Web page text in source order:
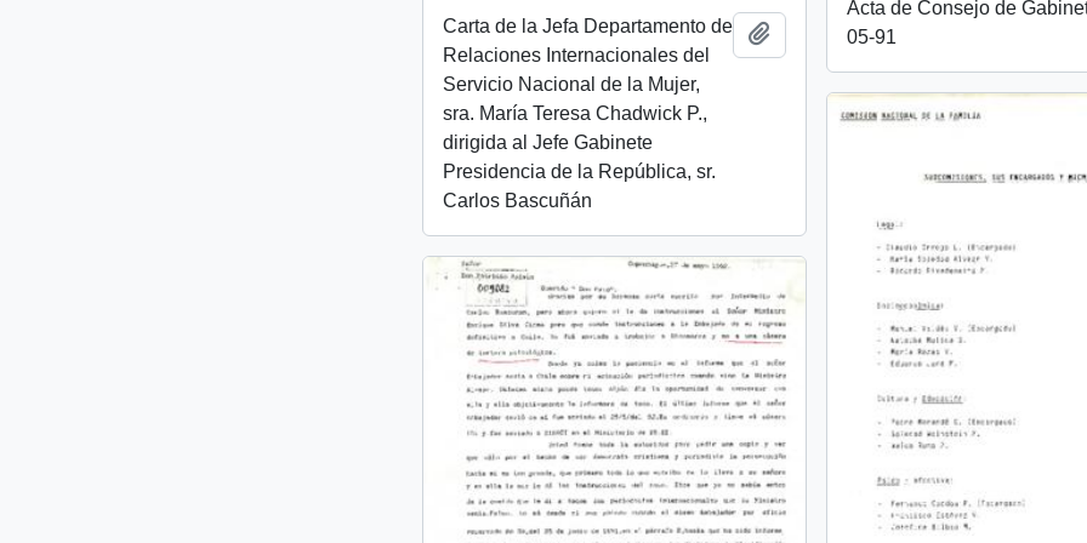
Acta de Consejo de
05-91
Carta de la Jefa Departamento de
Relaciones Internacionales del
Servicio Nacional de la Mujer,
sra. María Teresa Chadwick P.,
dirigida al Jefe Gabinete
Presidencia de la República, sr.
Carlos Bascuñán
Añadir al portapapeles